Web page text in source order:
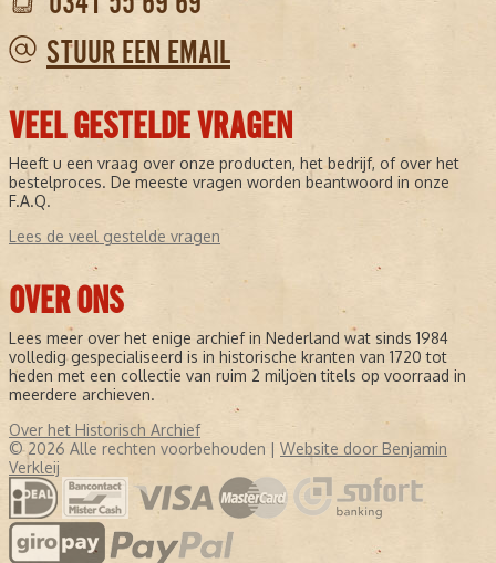
STUUR EEN EMAIL
VEEL GESTELDE VRAGEN
Heeft u een vraag over onze producten, het bedrijf, of over het
bestelproces. De meeste vragen worden beantwoord in onze
F.A.Q.
Lees de veel gestelde vragen
OVER ONS
Lees meer over het enige archief in Nederland wat sinds 1984
volledig gespecialiseerd is in historische kranten van 1720 tot
heden met een collectie van ruim 2 miljoen titels op voorraad in
meerdere archieven.
Over het Historisch Archief
© 2026 Alle rechten voorbehouden | Website door Benjamin
Verkleij